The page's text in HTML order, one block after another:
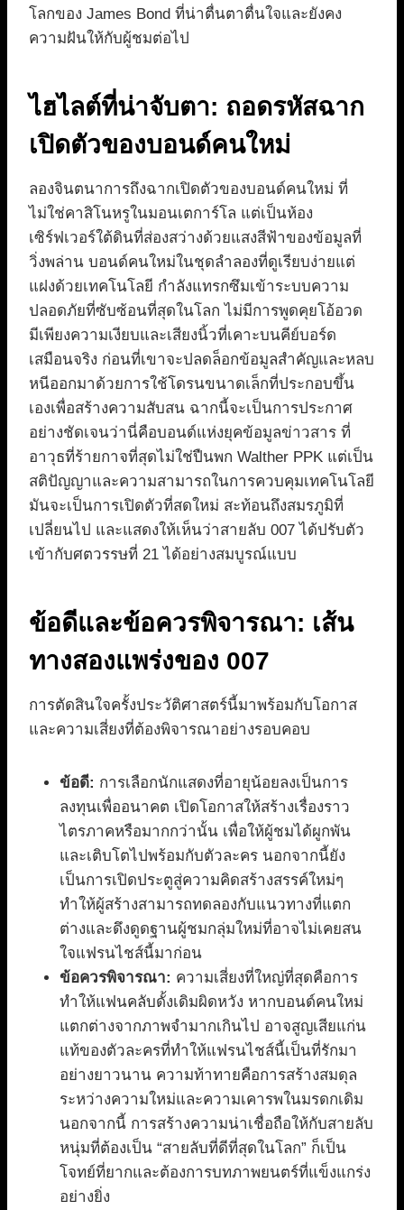
โลกของ James Bond ที่น่าตื่นตาตื่นใจและยังคง
ความฝันให้กับผู้ชมต่อไป
ไฮไลต์ที่น่าจับตา: ถอดรหัสฉาก
เปิดตัวของบอนด์คนใหม่
ลองจินตนาการถึงฉากเปิดตัวของบอนด์คนใหม่ ที่
ไม่ใช่คาสิโนหรูในมอนเตการ์โล แต่เป็นห้อง
เซิร์ฟเวอร์ใต้ดินที่ส่องสว่างด้วยแสงสีฟ้าของข้อมูลที่
วิ่งพล่าน บอนด์คนใหม่ในชุดลำลองที่ดูเรียบง่ายแต่
แฝงด้วยเทคโนโลยี กำลังแทรกซึมเข้าระบบความ
ปลอดภัยที่ซับซ้อนที่สุดในโลก ไม่มีการพูดคุยโอ้อวด
มีเพียงความเงียบและเสียงนิ้วที่เคาะบนคีย์บอร์ด
เสมือนจริง ก่อนที่เขาจะปลดล็อกข้อมูลสำคัญและหลบ
หนีออกมาด้วยการใช้โดรนขนาดเล็กที่ประกอบขึ้น
เองเพื่อสร้างความสับสน ฉากนี้จะเป็นการประกาศ
อย่างชัดเจนว่านี่คือบอนด์แห่งยุคข้อมูลข่าวสาร ที่
อาวุธที่ร้ายกาจที่สุดไม่ใช่ปืนพก Walther PPK แต่เป็น
สติปัญญาและความสามารถในการควบคุมเทคโนโลยี
มันจะเป็นการเปิดตัวที่สดใหม่ สะท้อนถึงสมรภูมิที่
เปลี่ยนไป และแสดงให้เห็นว่าสายลับ 007 ได้ปรับตัว
เข้ากับศตวรรษที่ 21 ได้อย่างสมบูรณ์แบบ
ข้อดีและข้อควรพิจารณา: เส้น
ทางสองแพร่งของ 007
การตัดสินใจครั้งประวัติศาสตร์นี้มาพร้อมกับโอกาส
และความเสี่ยงที่ต้องพิจารณาอย่างรอบคอบ
ข้อดี: การเลือกนักแสดงที่อายุน้อยลงเป็นการ
ลงทุนเพื่ออนาคต เปิดโอกาสให้สร้างเรื่องราว
ไตรภาคหรือมากกว่านั้น เพื่อให้ผู้ชมได้ผูกพัน
และเติบโตไปพร้อมกับตัวละคร นอกจากนี้ยัง
เป็นการเปิดประตูสู่ความคิดสร้างสรรค์ใหม่ๆ
ทำให้ผู้สร้างสามารถทดลองกับแนวทางที่แตก
ต่างและดึงดูดฐานผู้ชมกลุ่มใหม่ที่อาจไม่เคยสน
ใจแฟรนไชส์นี้มาก่อน
ข้อควรพิจารณา: ความเสี่ยงที่ใหญ่ที่สุดคือการ
ทำให้แฟนคลับดั้งเดิมผิดหวัง หากบอนด์คนใหม่
แตกต่างจากภาพจำมากเกินไป อาจสูญเสียแก่น
แท้ของตัวละครที่ทำให้แฟรนไชส์นี้เป็นที่รักมา
อย่างยาวนาน ความท้าทายคือการสร้างสมดุล
ระหว่างความใหม่และความเคารพในมรดกเดิม
นอกจากนี้ การสร้างความน่าเชื่อถือให้กับสายลับ
หนุ่มที่ต้องเป็น “สายลับที่ดีที่สุดในโลก” ก็เป็น
โจทย์ที่ยากและต้องการบทภาพยนตร์ที่แข็งแกร่ง
อย่างยิ่ง